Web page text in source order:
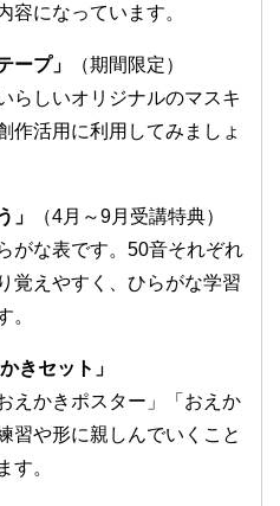
容になっています。
ープ」
（期間限定）
らしいオリジナルのマスキ
作活用に利用してみましょ
」
（4月～9月受講特典）
がな表です。50音それぞれ
覚えやすく、ひらがな学習
。
きセット」
えかきポスター」「おえか
習や形に親しんでいくこと
す。